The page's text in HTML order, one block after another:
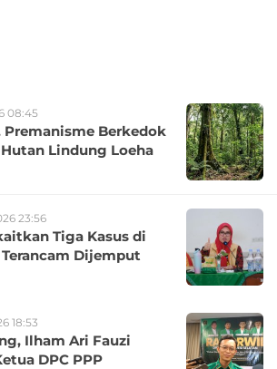
08:45
Premanisme Berkedok
Lindung Loeha
23:56
Tiga Kasus di
Dijemput
18:53
Ilham Ari Fauzi
DPC PPP